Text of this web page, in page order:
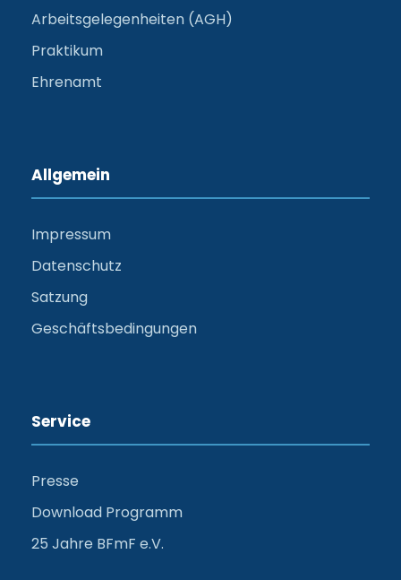
Arbeitsgelegenheiten (AGH)
Praktikum
Ehrenamt
Allgemein
Impressum
Datenschutz
Satzung
Geschäftsbedingungen
Service
Presse
Download Programm
25 Jahre BFmF e.V.